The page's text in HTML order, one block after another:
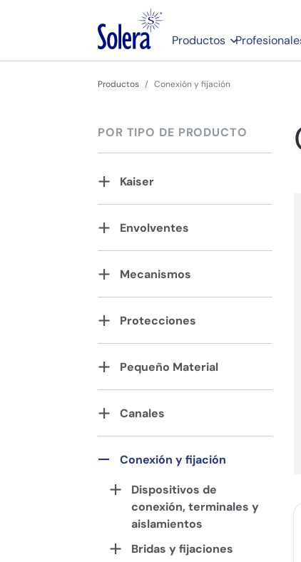
Productos
Productos Conexión y fijación
POR TIPO DE PRODUCTO
Kaiser
Envolventes
Mecanismos
Protecciones
Pequeño Material
Canales
Conexión y fijación
Dispositivos de
conexión, terminales y
aislamientos
Bridas y fijaciones